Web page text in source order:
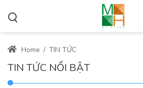
Home / TIN TỨC
TIN TỨC NỔI BẬT